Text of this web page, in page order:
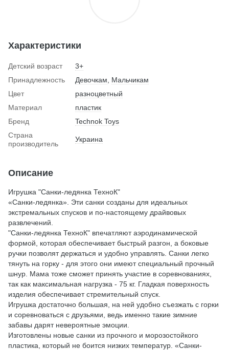
Характеристики
Детский возраст
3+
Принадлежность
Девочкам
Мальчикам
Цвет
разноцветный
Материал
пластик
Бренд
Technok Toys
Страна
производитель
Украина
Описание
Игрушка "Санки-ледянка ТехноК"
«Санки-ледянка». Эти санки созданы для идеальных
экстремальных спусков и по-настоящему драйвовых
развлечений.
"Санки-ледянка ТехноК" впечатляют аэродинамической
формой, которая обеспечивает быстрый разгон, а боковые
ручки позволят держаться и удобно управлять. Санки легко
тянуть на горку - для этого они имеют специальный прочный
шнур. Мама тоже сможет принять участие в соревнованиях,
так как максимальная нагрузка - 75 кг. Гладкая поверхность
изделия обеспечивает стремительный спуск.
Игрушка достаточно большая, на ней удобно съезжать с горки
и соревноваться с друзьями, ведь именно такие зимние
забавы дарят невероятные эмоции.
Изготовлены новые санки из прочного и морозостойкого
пластика, который не боится низких температур. «Санки-